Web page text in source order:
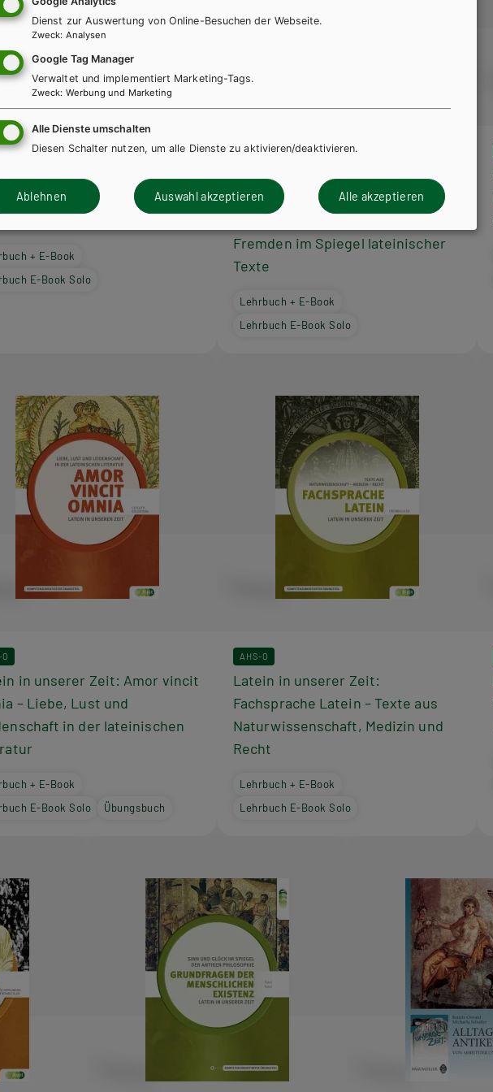
O
in unserer Zeit: Alltag im
Rom – Von Arbeitsteilung
Zirkusspiel
+ E-Book
E-Book Solo
AHS-O
Latein in unserer Zeit: Edle Wilde
und grausame Barbaren –
Begegnung und Umgang mit dem
Fremden im Spiegel lateinischer
Texte
Lehrbuch + E-Book
Lehrbuch E-Book Solo
in unserer Zeit: Amor vincit
– Liebe, Lust und
in der lateinischen
+ E-Book
E-Book Solo
Übungsbuch
AHS-O
Latein in unserer Zeit:
Fachsprache Latein – Texte aus
Naturwissenschaft, Medizin und
Recht
Lehrbuch + E-Book
Lehrbuch E-Book Solo
Dienst zur Auswertung von Online-Besuchen der Webseite.
Zweck: Analysen
Google Tag Manager
Verwaltet und implementiert Marketing-Tags.
Zweck: Werbung und Marketing
Alle Dienste umschalten
Diesen Schalter nutzen, um alle Dienste zu aktivieren/deaktivieren.
Ablehnen Auswahl akzeptieren Alle akzeptieren